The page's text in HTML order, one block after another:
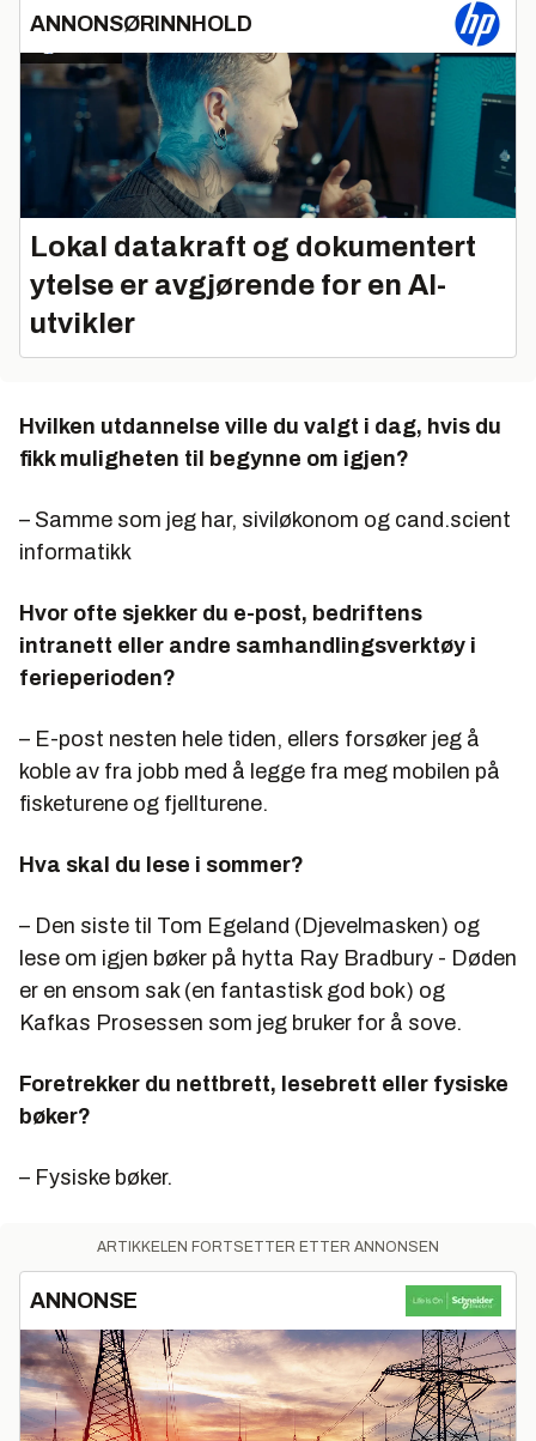
ANNONSØRINNHOLD
Lokal datakraft og dokumentert
ytelse er avgjørende for en AI-
utvikler
Hvilken utdannelse ville du valgt i dag, hvis du
fikk muligheten til begynne om igjen?
– Samme som jeg har, siviløkonom og cand.scient
informatikk
Hvor ofte sjekker du e-post, bedriftens
intranett eller andre samhandlingsverktøy i
ferieperioden?
– E-post nesten hele tiden, ellers forsøker jeg å
koble av fra jobb med å legge fra meg mobilen på
fisketurene og fjellturene.
Hva skal du lese i sommer?
– Den siste til Tom Egeland (Djevelmasken) og
lese om igjen bøker på hytta Ray Bradbury - Døden
er en ensom sak (en fantastisk god bok) og
Kafkas Prosessen som jeg bruker for å sove.
Foretrekker du nettbrett, lesebrett eller fysiske
bøker?
– Fysiske bøker.
ARTIKKELEN FORTSETTER ETTER ANNONSEN
ANNONSE